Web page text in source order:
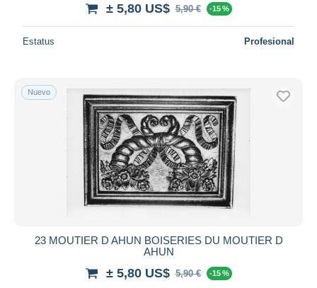
± 5,80 US$ 5,90 € -15 %
Estatus Profesional
Nuevo
23 MOUTIER D AHUN BOISERIES DU MOUTIER D
AHUN
± 5,80 US$ 5,90 € -15 %